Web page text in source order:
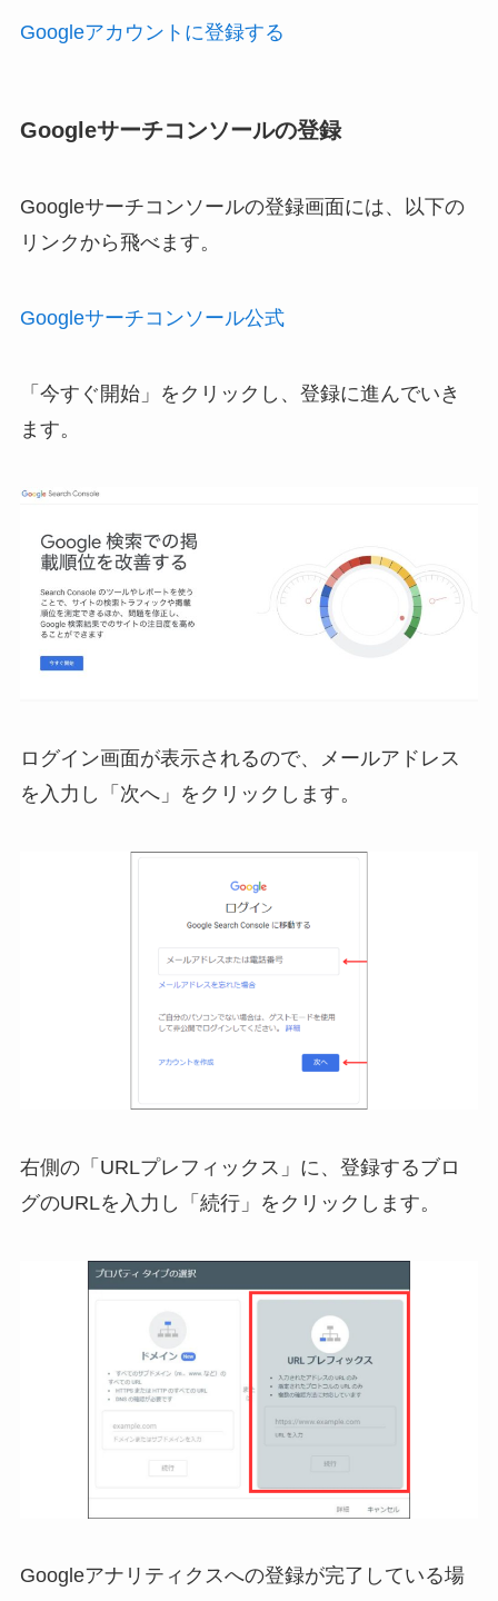
Googleアカウントに登録する
Googleサーチコンソールの登録
Googleサーチコンソールの登録画面には、以下の
リンクから飛べます。
Googleサーチコンソール公式
「今すぐ開始」をクリックし、登録に進んでいき
ます。
ログイン画面が表示されるので、メールアドレス
を入力し「次へ」をクリックします。
右側の「URLプレフィックス」に、登録するブロ
グのURLを入力し「続行」をクリックします。
Googleアナリティクスへの登録が完了している場